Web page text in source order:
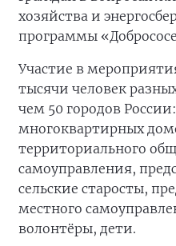
хозяйства и
программы
Участие в
тысячи человек
чем 50 городов
многоквартирных
территориального
самоуправления,
сельские старосты,
местного
волонтёры, дети.